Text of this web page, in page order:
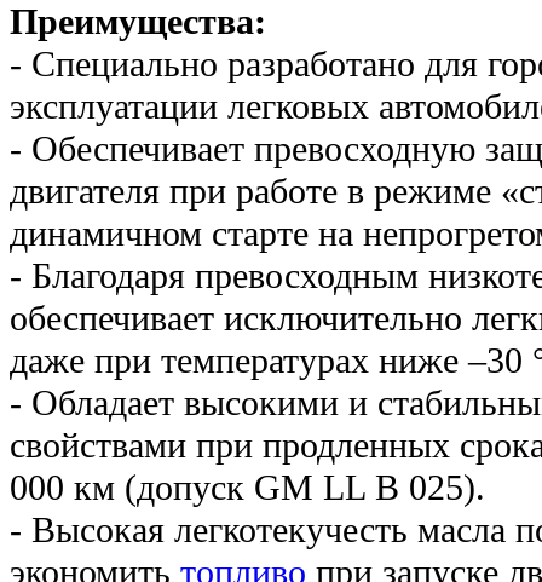
Преимущества:
- Cпециально разработано для
эксплуатации легковых
- Обеспечивает превосходную
двигателя при работе в режиме
динамичном старте на
- Благодаря превосходным
обеспечивает исключительно
даже при температурах ниже –30
- Обладает высокими и
свойствами при продленных
000 км (допуск GM LL B 025).
- Высокая легкотекучесть масла
экономить топливо при запуске